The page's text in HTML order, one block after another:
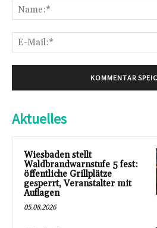
Aktuelles
Wiesbaden stellt
Waldbrandwarnstufe 5 fest:
öffentliche Grillplätze
gesperrt, Veranstalter mit
Auflagen
05.08.2026